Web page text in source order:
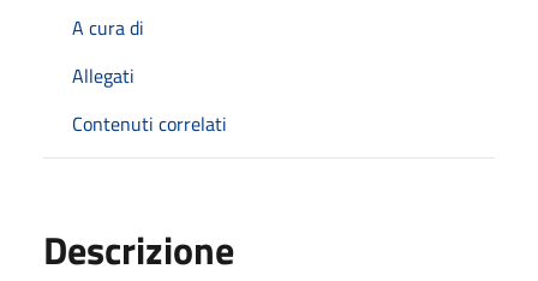
A cura di
Allegati
Contenuti correlati
Descrizione